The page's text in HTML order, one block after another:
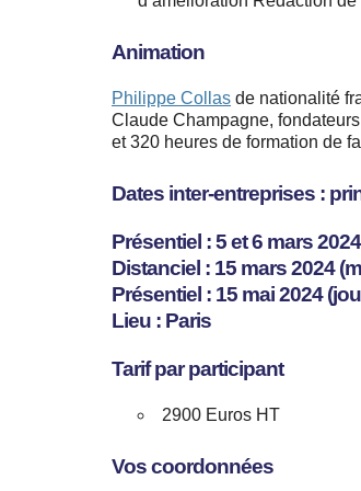
Animation
Philippe Collas de nationalité
Claude Champagne,
et 320 heures de formation de
Dates inter-entreprises :
Présentiel : 5 et 6 mars
Distanciel : 15 mars 2024
Présentiel : 15 mai 2024
Lieu : Paris
Tarif par participant
2900 Euros HT
Vos coordonnées